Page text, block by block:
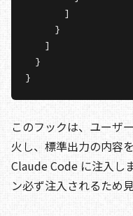
}
このフックは、ユーザ
火し、標準出力の内容
Claude Code に注入し
ン必ず注入されるため